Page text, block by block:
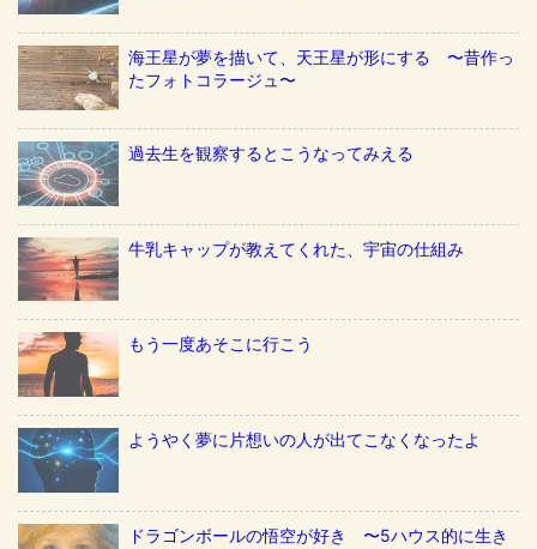
海王星が夢を描いて、天王星が形にする 〜昔作っ
たフォトコラージュ〜
過去生を観察するとこうなってみえる
牛乳キャップが教えてくれた、宇宙の仕組み
もう一度あそこに行こう
ようやく夢に片想いの人が出てこなくなったよ
ドラゴンボールの悟空が好き 〜5ハウス的に生き